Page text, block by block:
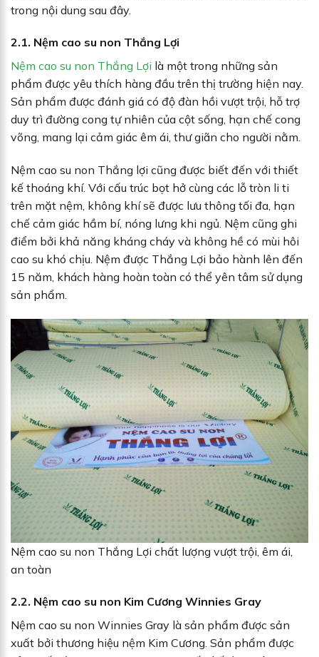
trong nội dung sau đây.
2.1. Nệm cao su non Thắng Lợi
Nệm cao su non Thắng Lợi là một trong những sản
phẩm được yêu thích hàng đầu trên thị trường hiện nay.
Sản phẩm được đánh giá có độ đàn hồi vượt trội, hỗ trợ
duy trì đường cong tự nhiên của cột sống, hạn chế cong
võng, mang lại cảm giác êm ái, thư giãn cho người nằm.
Nệm cao su non Thắng lợi cũng được biết đến với thiết
kế thoáng khí. Với cấu trúc bọt hở cùng các lỗ tròn li ti
trên mặt nệm, không khí sẽ được lưu thông tối đa, hạn
chế cảm giác hầm bí, nóng lưng khi ngủ. Nệm cũng ghi
điểm bởi khả năng kháng cháy và không hề có mùi hôi
cao su khó chịu. Nệm được Thắng Lợi bảo hành lên đến
15 năm, khách hàng hoàn toàn có thể yên tâm sử dụng
sản phẩm.
Nệm cao su non Thắng Lợi chất lượng vượt trội, êm ái,
an toàn
2.2. Nệm cao su non Kim Cương Winnies Gray
Nệm cao su non Winnies Gray là sản phẩm được sản
xuất bởi thương hiệu nệm Kim Cương. Sản phẩm được